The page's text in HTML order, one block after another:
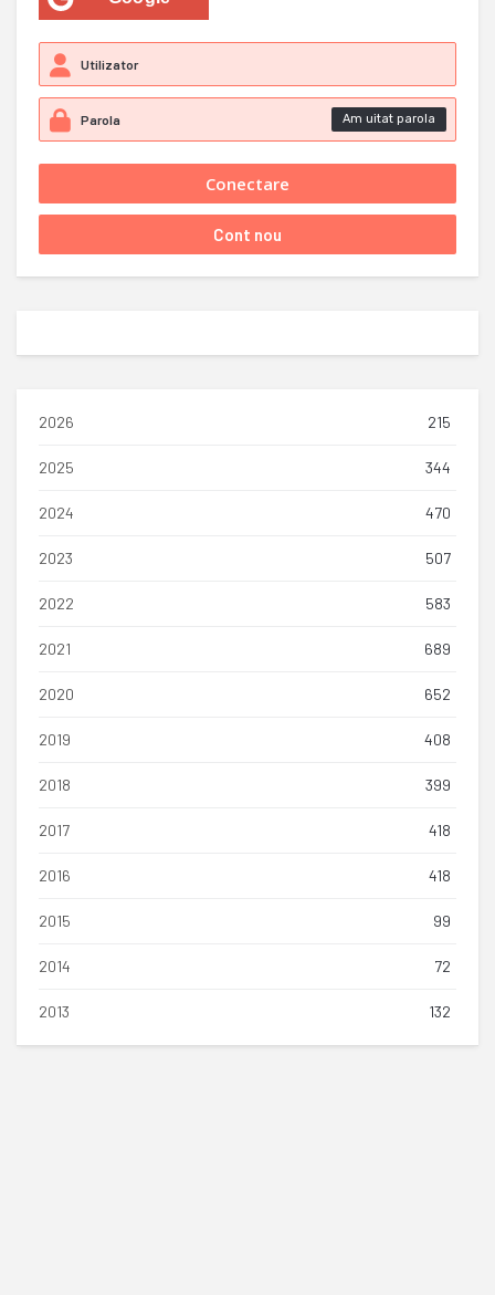
Am uitat parola
2026 215
2025 344
2024 470
2023 507
2022 583
2021 689
2020 652
2019 408
2018 399
2017 418
2016 418
2015 99
2014 72
2013 132